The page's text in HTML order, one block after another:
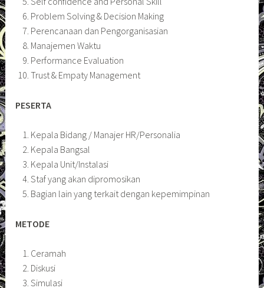
Problem Solving & Decision Making
Perencanaan dan Pengorganisasian
Manajemen Waktu
Performance Evaluation
Trust & Empaty Management
PESERTA
Kepala Bidang / Manajer HR/Personalia
Kepala Bangsal
Kepala Unit/Instalasi
Staf yang akan dipromosikan
Bagian lain yang terkait dengan kepemimpinan
METODE
Ceramah
Diskusi
Simulasi